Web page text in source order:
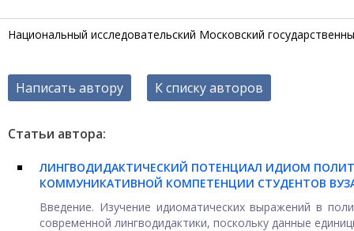
Национальный исследовательский Московский
Написать автору К списку авторов
Статьи автора:
ЛИНГВОДИДАКТИЧЕСКИЙ ПОТЕНЦИАЛ ИДИОМ
КОММУНИКАТИВНОЙ КОМПЕТЕНЦИИ СТУДЕНТОВ
Введение. Изучение идиоматических выражений в
современной лингводидактики, поскольку данные